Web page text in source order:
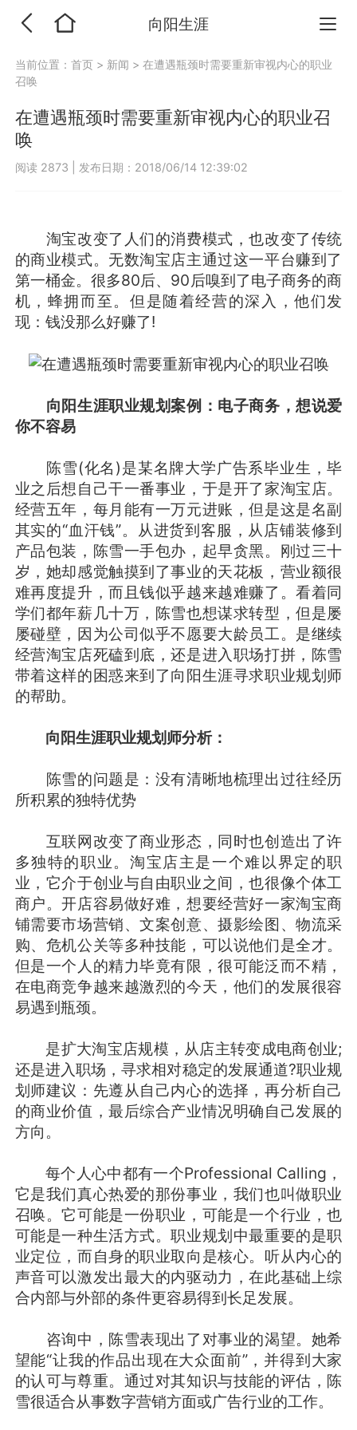
向阳生涯
当前位置：首页 > 新闻 >在遭遇瓶颈时需要重新审视内心的职业
召唤
在遭遇瓶颈时需要重新审视内心的职业召
唤
阅读 2873 发布日期：2018/06/14 12:39:02
淘宝改变了人们的消费模式，也改变了传统
的商业模式。无数淘宝店主通过这一平台赚到了
第一桶金。很多80后、90后嗅到了电子商务的商
机，蜂拥而至。但是随着经营的深入，他们发
现：钱没那么好赚了!
向阳生涯职业规划案例：电子商务，想说爱
你不容易
陈雪(化名)是某名牌大学广告系毕业生，毕
业之后想自己干一番事业，于是开了家淘宝店。
经营五年，每月能有一万元进账，但是这是名副
其实的“血汗钱”。从进货到客服，从店铺装修到
产品包装，陈雪一手包办，起早贪黑。刚过三十
岁，她却感觉触摸到了事业的天花板，营业额很
难再度提升，而且钱似乎越来越难赚了。看着同
学们都年薪几十万，陈雪也想谋求转型，但是屡
屡碰壁，因为公司似乎不愿要大龄员工。是继续
经营淘宝店死磕到底，还是进入职场打拼，陈雪
带着这样的困惑来到了向阳生涯寻求职业规划师
的帮助。
向阳生涯职业规划师分析：
陈雪的问题是：没有清晰地梳理出过往经历
所积累的独特优势
互联网改变了商业形态，同时也创造出了许
多独特的职业。淘宝店主是一个难以界定的职
业，它介于创业与自由职业之间，也很像个体工
商户。开店容易做好难，想要经营好一家淘宝商
铺需要市场营销、文案创意、摄影绘图、物流采
购、危机公关等多种技能，可以说他们是全才。
但是一个人的精力毕竟有限，很可能泛而不精，
在电商竞争越来越激烈的今天，他们的发展很容
易遇到瓶颈。
是扩大淘宝店规模，从店主转变成电商创业;
还是进入职场，寻求相对稳定的发展通道?职业规
划师建议：先遵从自己内心的选择，再分析自己
的商业价值，最后综合产业情况明确自己发展的
方向。
每个人心中都有一个Professional Calling，
它是我们真心热爱的那份事业，我们也叫做职业
召唤。它可能是一份职业，可能是一个行业，也
可能是一种生活方式。职业规划中最重要的是职
业定位，而自身的职业取向是核心。听从内心的
声音可以激发出最大的内驱动力，在此基础上综
合内部与外部的条件更容易得到长足发展。
咨询中，陈雪表现出了对事业的渴望。她希
望能“让我的作品出现在大众面前”，并得到大家
的认可与尊重。通过对其知识与技能的评估，陈
雪很适合从事数字营销方面或广告行业的工作。